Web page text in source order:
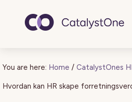
You are here: Home / CatalystOnes
Hvordan kan HR skape